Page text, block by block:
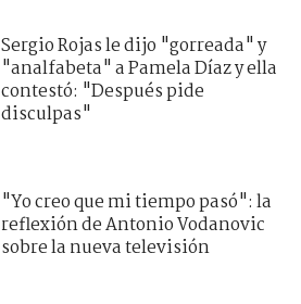
Sergio Rojas le dijo "gorreada" y
"analfabeta" a Pamela Díaz y ella
contestó: "Después pide
disculpas"
"Yo creo que mi tiempo pasó": la
reflexión de Antonio Vodanovic
sobre la nueva televisión